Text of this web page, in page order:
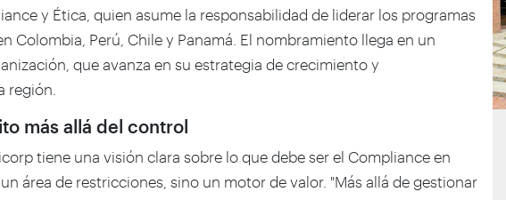
y Ética, quien asume la responsabilidad de liderar los programas
Colombia, Perú, Chile y Panamá. El nombramiento llega en un
que avanza en su estrategia de crecimiento y
región.
más allá del control
tiene una visión clara sobre lo que debe ser el Compliance en
área de restricciones, sino un motor de valor. "Más allá de gestionar